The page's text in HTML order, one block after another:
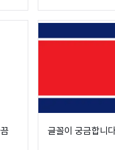
글꼴이 궁금합니